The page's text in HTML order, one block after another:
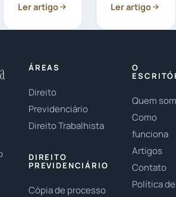
professores
incluindo as
Reforma da
e os tipos
benefício.
Ler artigo
impactam
incluindo
morte e
benefícios
dependentes.
Ler artigo
ÁREAS
Direito
Previdenciário
Direito Trabalhista
DIREITO
PREVIDENCIÁRIO
Cópia de processo
O
Quem
Como
funciona
Artigos
Contato
Política de